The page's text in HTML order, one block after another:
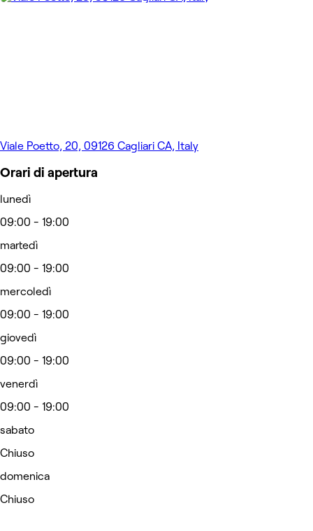
Viale Poetto, 20, 09126 Cagliari CA, Italy
Orari di apertura
lunedì
09:00 - 19:00
martedì
09:00 - 19:00
mercoledì
09:00 - 19:00
giovedì
09:00 - 19:00
venerdì
09:00 - 19:00
sabato
Chiuso
domenica
Chiuso